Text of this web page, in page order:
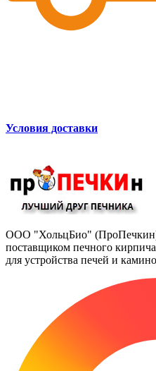
Условия доставки
ООО "ХольцБио" (ПроПечкин)
поставщиком печного
для устройства печей и